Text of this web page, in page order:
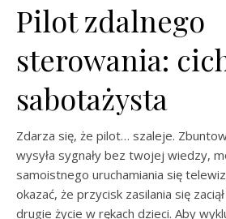
Pilot zdalnego
sterowania:
sabotażysta
Zdarza się, że pilot… szaleje.
wysyła sygnały bez twojej wiedzy,
samoistnego uruchamiania się
okazać, że przycisk zasilania się
drugie życie w rękach dzieci. Aby